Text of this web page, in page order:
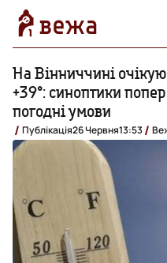
На Вінниччині
+39°: синоптики
погодні умови
Публікація26 Червня13:53